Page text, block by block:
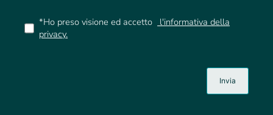
*Ho preso visione ed accetto
l'informativa della
privacy.